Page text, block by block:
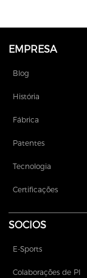
EMPRESA
Blog
História
Fábrica
Patentes
Tecnologia
Certificações
SOCIOS
E-Sports
Colaborações de PI